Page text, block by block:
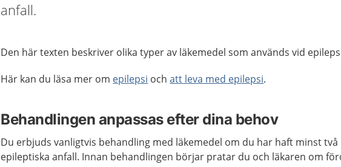
anfall.
Den här texten beskriver olika typer av läkemedel som används vid
Här kan du läsa mer om epilepsi ochatt leva med epilepsi.
Behandlingen anpassas efter dina behov
Du erbjuds vanligtvis behandling med läkemedel om du har haft minst två
epileptiska anfall. Innan behandlingen börjar pratar du och läkaren om